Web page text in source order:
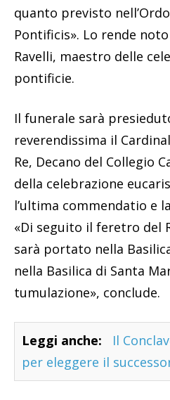
quanto previsto
Pontificis». Lo rende
Ravelli, maestro delle
pontificie.
Il funerale sarà
reverendissima il
Re, Decano del Collegio
della celebrazione
l’ultima commendatio e
«Di seguito il feretro del
sarà portato nella
nella Basilica di Santa
tumulazione», conclude.
Leggi anche:
Il
per eleggere il